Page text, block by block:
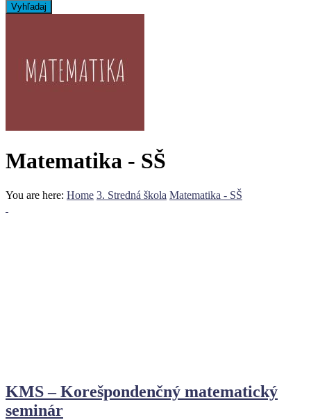
Vyhľadaj
Matematika - SŠ
You are here: Home 3. Stredná škola Matematika - SŠ
KMS – Korešpondenčný matematický
seminár